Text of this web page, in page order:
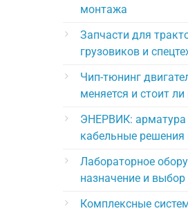
монтажа
Запчасти для
грузовиков и
Чип-тюнинг
меняется и стоит
ЭНЕРВИК:
кабельные решения
Лабораторное
назначение и выбор
Комплексные